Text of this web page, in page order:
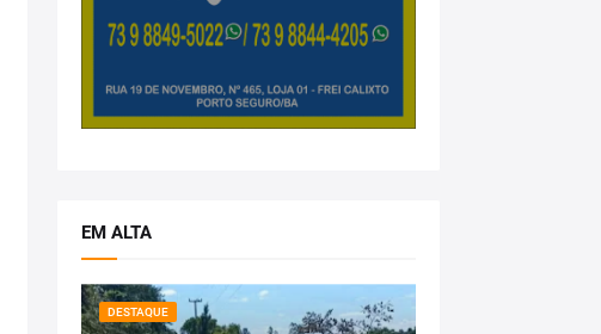
EM ALTA
DESTAQUE